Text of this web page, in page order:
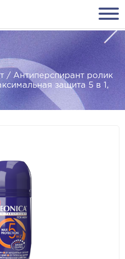
/Антиперспирант ролик
защита 5 в 1,